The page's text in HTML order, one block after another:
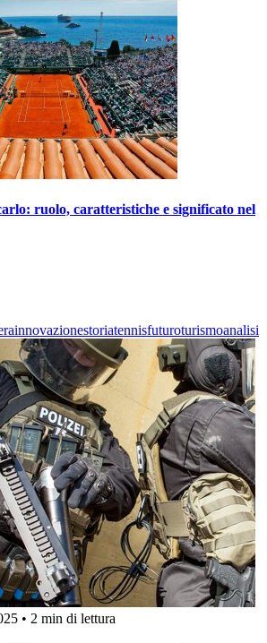
ruolo, caratteristiche e significato nel
innovazionestoriatennisfuturoturismoanalisi
• 2 min di lettura